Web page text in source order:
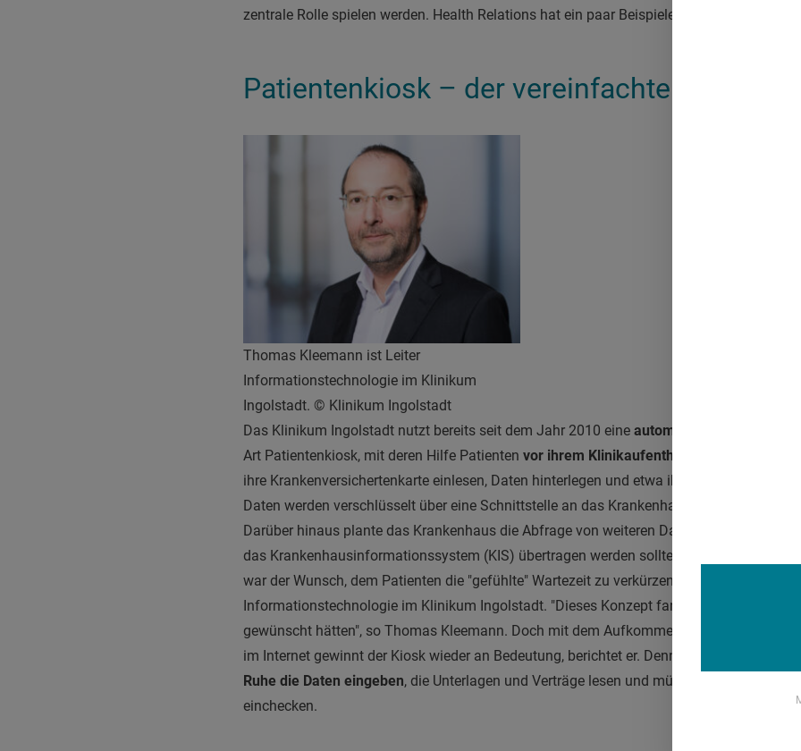
zentrale Rolle spielen werden. Health Relations hat ein paar Beispiele zusammengetragen.
Patientenkiosk – der vereinfachte Check-in
Thomas Kleemann ist Leiter
Informationstechnologie im Klinikum
Ingolstadt. © Klinikum Ingolstadt
Das Klinikum Ingolstadt nutzt bereits seit dem Jahr 2010 eine automatisierte
Art Patientenkiosk, mit deren Hilfe Patienten vor ihrem Klinikaufenthalt einchecken
ihre Krankenversichertenkarte einlesen, Daten hinterlegen und etwa ihre Kontaktdaten
Daten werden verschlüsselt über eine Schnittstelle an das
Darüber hinaus plante das Krankenhaus die Abfrage von weiteren Daten, die später bei
das Krankenhausinformationssystem (KIS) übertragen werden sollten. Hintergrund für
war der Wunsch, dem Patienten die "gefühlte" Wartezeit zu verkürzen, sagt Thomas
Informationstechnologie im Klinikum Ingolstadt. "Dieses Konzept fand leider nicht die
gewünscht hätten", so Thomas Kleemann. Doch mit dem Aufkommen von
im Internet gewinnt der Kiosk wieder an Bedeutung, berichtet er. Denn die
Patienten
Ruhe die Daten eingeben, die Unterlagen und Verträge lesen und müssen sich dann
einchecken.